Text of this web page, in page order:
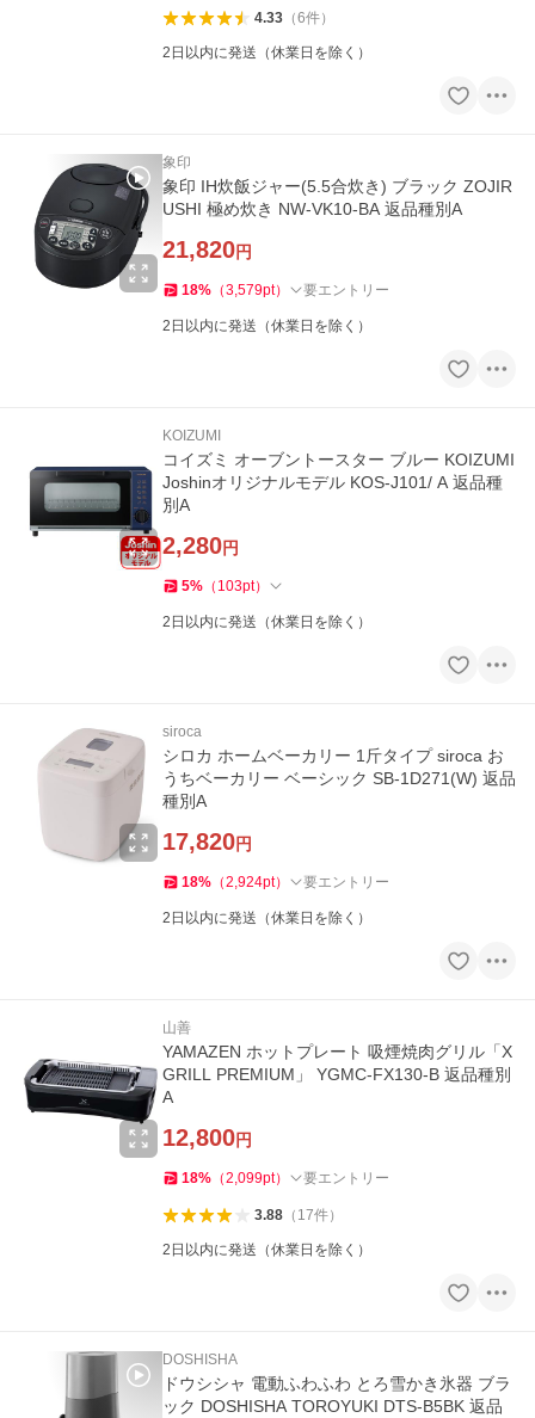
4.33（6件）
2日以内に発送（休業日を除く）
象印
象印 IH炊飯ジャー(5.5合炊き) ブラック ZOJIR
USHI 極め炊き NW-VK10-BA 返品種別A
21,820円
18% （3,579pt） 要エントリー
2日以内に発送（休業日を除く）
KOIZUMI
コイズミ オーブントースター ブルー KOIZUMI
Joshinオリジナルモデル KOS-J101/ A 返品種
別A
2,280円
5% （ 103pt）
2日以内に発送（休業日を除く）
siroca
シロカ ホームベーカリー 1斤タイプ siroca お
うちベーカリー ベーシック SB-1D271(W) 返品
種別A
17,820円
18% （2,924pt） 要エントリー
2日以内に発送（休業日を除く）
山善
YAMAZEN ホットプレート 吸煙焼肉グリル「X
GRILL PREMIUM」 YGMC-FX130-B 返品種別
A
12,800円
18% （2,099pt） 要エントリー
3.88（ 17件）
2日以内に発送（休業日を除く）
DOSHISHA
ドウシシャ 電動ふわふわ とろ雪かき氷器 ブラ
ック DOSHISHA TOROYUKI DTS-B5BK 返品